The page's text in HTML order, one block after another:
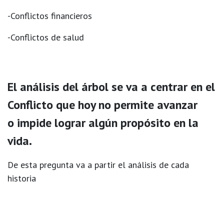
-Conflictos financieros
-Conflictos de salud
El análisis del árbol se va a centrar en el
Conflicto que hoy no permite avanzar
o impide lograr algún propósito en la
vida.
De esta pregunta va a partir el análisis de cada
historia